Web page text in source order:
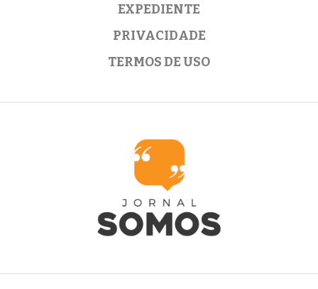
EXPEDIENTE
PRIVACIDADE
TERMOS DE USO